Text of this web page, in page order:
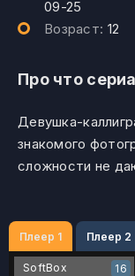
09-25
Возраст: 12
Про что
Девушка-
знакомого
сложности не
Плеер 1 Плеер 2
SoftBox 16